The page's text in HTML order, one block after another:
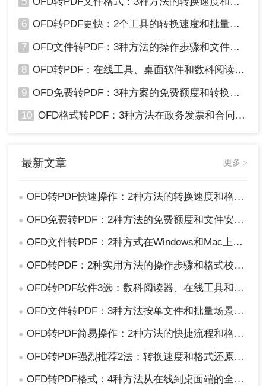
6 OFD转PDF更快：2个工具的转换速度和批量处理能力对比！
7 OFD文件转PDF：3种方法的操作步骤和文件大小限制！
8 OFD转PDF：在线工具、桌面软件和数科阅读器，哪个更适合你！
9 OFD免费转PDF：3种方案的免费额度和转换效果实测！
10 OFD格式转PDF：3种方法在政务发票和合同上的转换精度差异！
最新文章 更多 >
● OFD转PDF快速操作：2种方法的转换速度和格式完整性对比！
● OFD免费转PDF：2种方法的免费额度和文件安全对比！
● OFD文件转PDF：2种方式在Windows和Mac上的操作差异！
● OFD转PDF：2种实用方法的操作步骤和格式校验要点！
● OFD转PDF软件3选：数科阅读器、在线工具和专业转换器各适合谁！
● OFD文件转PDF：3种方法按单文件和批量场景选！
● OFD转PDF简易操作：2种方法的快捷流程和格式校验！
● OFD转PDF强烈推荐2法：转换速度和格式还原度实测！
● OFD转PDF格式：4种方法从在线到桌面端的全路径对比！